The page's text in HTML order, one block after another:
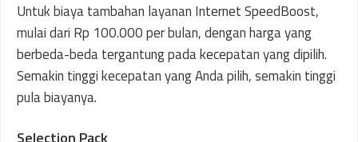
Untuk biaya tambahan layanan Internet SpeedBoost,
mulai dari Rp 100.000 per bulan, dengan harga yang
berbeda-beda tergantung pada kecepatan yang dipilih.
Semakin tinggi kecepatan yang Anda pilih, semakin tinggi
pula biayanya.
Selection Pack